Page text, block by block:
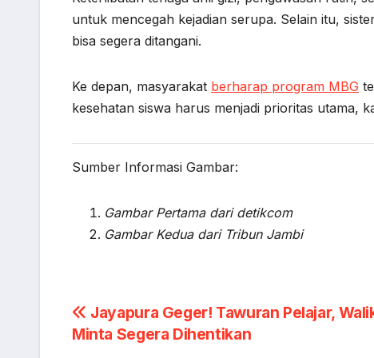
untuk mencegah kejadian serupa. Selain itu,
bisa segera ditangani.
Ke depan, masyarakat berharap program MBG
kesehatan siswa harus menjadi prioritas utama,
Sumber Informasi Gambar:
Gambar Pertama dari detikcom
Gambar Kedua dari Tribun Jambi
Post
Jayapura Geger! Tawuran Pelajar,
Minta Segera Dihentikan